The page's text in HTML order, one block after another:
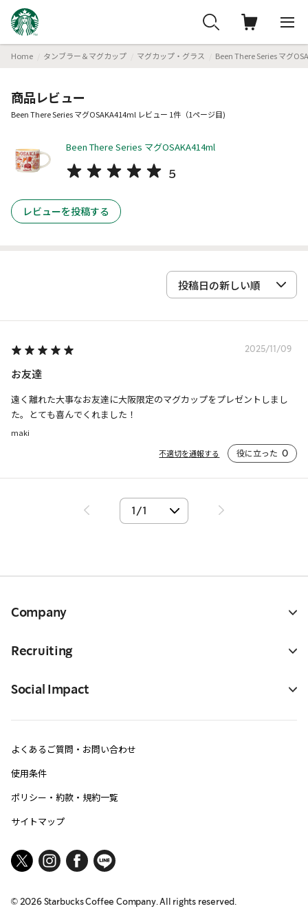
Home タンブラー＆マグカップ マグカップ・グラス Been There Series マグ
商品レビュー
Been There Series マグOSAKA414ml レビュー 1件（1ページ目)
Been There Series マグOSAKA414ml
5
レビューを投稿する
2025/11/09
お友達
遠く離れた大事なお友達に大阪限定のマグカップをプレゼントしまし
た。とても喜んでくれました！
maki
不適切を通報する
役に立った 0
Company
Recruiting
Social Impact
よくあるご質問・お問い合わせ
使用条件
ポリシー・約款・規約一覧
サイトマップ
©2026Starbucks Coffee Company. All rights reserved.